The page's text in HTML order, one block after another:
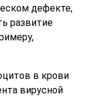
дефекте,
развитие
в крови
вирусной